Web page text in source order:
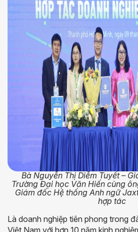
Bà Nguyễn Thị Diễm Tuyết –
Trường Đại học Văn Hiến cùng
Giám đốc Hệ thống Anh ngữ
hợp tác
Là doanh nghiệp tiên phong trong